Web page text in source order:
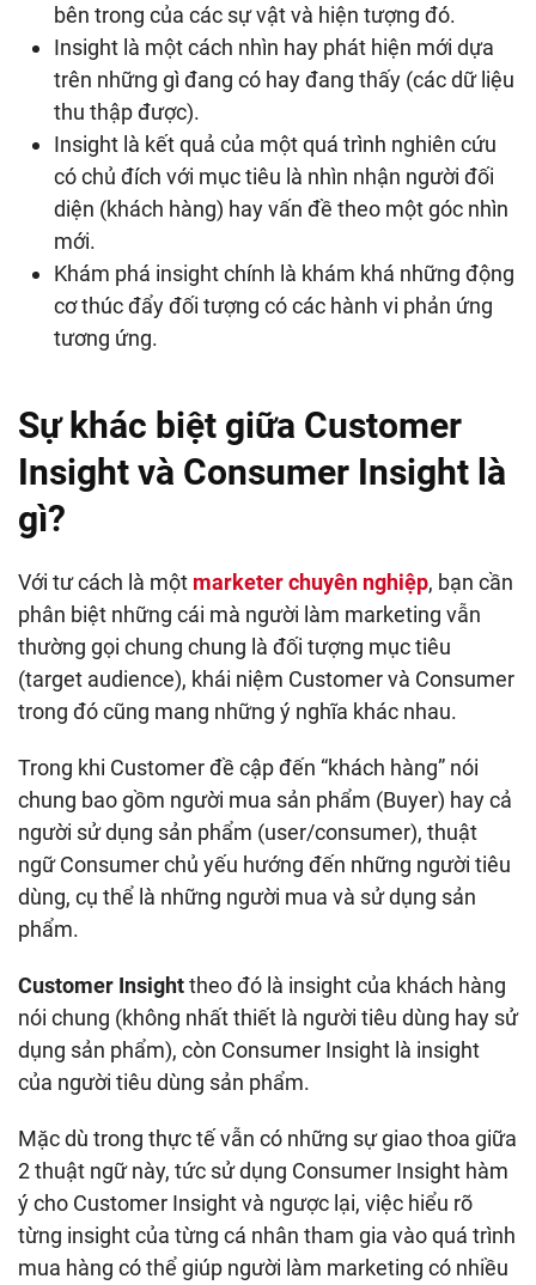
bên trong của các sự vật và hiện tượng đó.
Insight là một cách nhìn hay phát hiện mới dựa
trên những gì đang có hay đang thấy (các dữ liệu
thu thập được).
Insight là kết quả của một quá trình nghiên cứu
có chủ đích với mục tiêu là nhìn nhận người đối
diện (khách hàng) hay vấn đề theo một góc nhìn
mới.
Khám phá insight chính là khám khá những động
cơ thúc đẩy đối tượng có các hành vi phản ứng
tương ứng.
Sự khác biệt giữa Customer
Insight và Consumer Insight là
gì?
Với tư cách là một marketer chuyên nghiệp, bạn cần
phân biệt những cái mà người làm marketing vẫn
thường gọi chung chung là đối tượng mục tiêu
(target audience), khái niệm Customer và Consumer
trong đó cũng mang những ý nghĩa khác nhau.
Trong khi Customer đề cập đến “khách hàng” nói
chung bao gồm người mua sản phẩm (Buyer) hay cả
người sử dụng sản phẩm (user/consumer), thuật
ngữ Consumer chủ yếu hướng đến những người tiêu
dùng, cụ thể là những người mua và sử dụng sản
phẩm.
Customer Insighttheo đó là insight của khách hàng
nói chung (không nhất thiết là người tiêu dùng hay sử
dụng sản phẩm), còn Consumer Insight là insight
của người tiêu dùng sản phẩm.
Mặc dù trong thực tế vẫn có những sự giao thoa giữa
2 thuật ngữ này, tức sử dụng Consumer Insight hàm
ý cho Customer Insight và ngược lại, việc hiểu rõ
từng insight của từng cá nhân tham gia vào quá trình
mua hàng có thể giúp người làm marketing có nhiều